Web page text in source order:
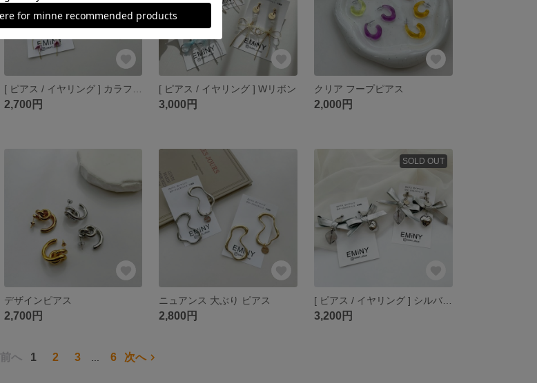
2,700円
[ ピアス / イヤリング ] Wリボン
3,000円
クリア フープピアス
2,000円
デザインピアス
2,700円
ニュアンス 大ぶり ピアス
2,800円
SOLD OUT
3,200円
前へ 1 2 3 6 次へ